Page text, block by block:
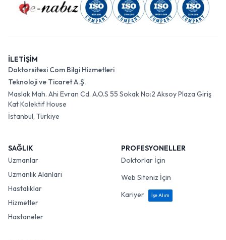
İLETİŞİM
Doktorsitesi Com Bilgi Hizmetleri
Teknoloji ve Ticaret A.Ş.
Maslak Mah. Ahi Evran Cd. A.O.S 55 Sokak No:2 Aksoy Plaza Giriş
Kat Kolektif House
İstanbul, Türkiye
SAĞLIK
Uzmanlar
Uzmanlık Alanları
Hastalıklar
Hizmetler
Hastaneler
PROFESYONELLER
Doktorlar İçin
Web Siteniz İçin
Kariyer
İşe Alım